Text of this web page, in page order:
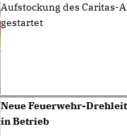
Aufstockung des Caritas-
gestartet
Neue Feuerwehr-
in Betrieb